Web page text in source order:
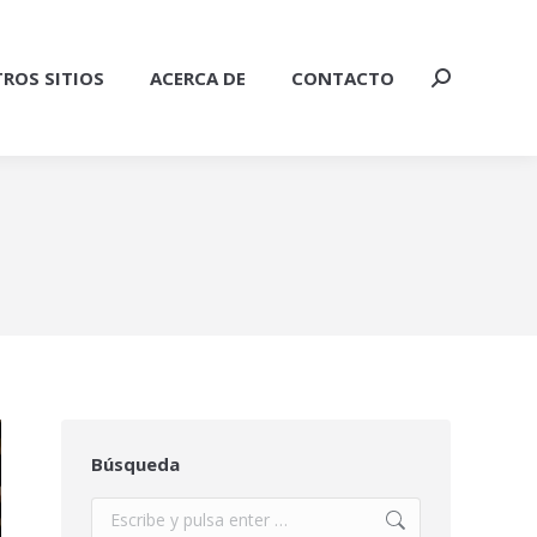
SITIOS ACERCA DE CONTACTO Buscar:
Búsqueda
Buscar: